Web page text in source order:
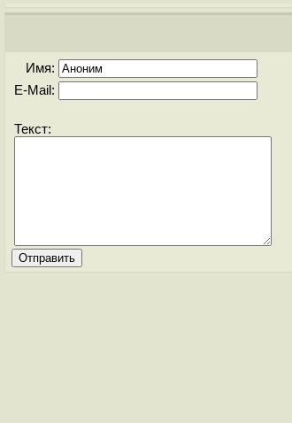
Имя:
E-Mail:
Текст: